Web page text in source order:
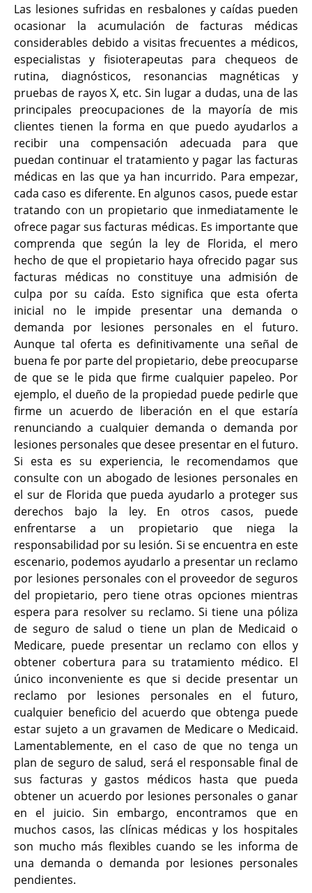
Las lesiones sufridas en resbalones y caídas pueden
ocasionar la acumulación de facturas médicas
considerables debido a visitas frecuentes a médicos,
especialistas y fisioterapeutas para chequeos de
rutina, diagnósticos, resonancias magnéticas y
pruebas de rayos X, etc. Sin lugar a dudas, una de las
principales preocupaciones de la mayoría de mis
clientes tienen la forma en que puedo ayudarlos a
recibir una compensación adecuada para que
puedan continuar el tratamiento y pagar las facturas
médicas en las que ya han incurrido. Para empezar,
cada caso es diferente. En algunos casos, puede estar
tratando con un propietario que inmediatamente le
ofrece pagar sus facturas médicas. Es importante que
comprenda que según la ley de Florida, el mero
hecho de que el propietario haya ofrecido pagar sus
facturas médicas no constituye una admisión de
culpa por su caída. Esto significa que esta oferta
inicial no le impide presentar una demanda o
demanda por lesiones personales en el futuro.
Aunque tal oferta es definitivamente una señal de
buena fe por parte del propietario, debe preocuparse
de que se le pida que firme cualquier papeleo. Por
ejemplo, el dueño de la propiedad puede pedirle que
firme un acuerdo de liberación en el que estaría
renunciando a cualquier demanda o demanda por
lesiones personales que desee presentar en el futuro.
Si esta es su experiencia, le recomendamos que
consulte con un abogado de lesiones personales en
el sur de Florida que pueda ayudarlo a proteger sus
derechos bajo la ley. En otros casos, puede
enfrentarse a un propietario que niega la
responsabilidad por su lesión. Si se encuentra en este
escenario, podemos ayudarlo a presentar un reclamo
por lesiones personales con el proveedor de seguros
del propietario, pero tiene otras opciones mientras
espera para resolver su reclamo. Si tiene una póliza
de seguro de salud o tiene un plan de Medicaid o
Medicare, puede presentar un reclamo con ellos y
obtener cobertura para su tratamiento médico. El
único inconveniente es que si decide presentar un
reclamo por lesiones personales en el futuro,
cualquier beneficio del acuerdo que obtenga puede
estar sujeto a un gravamen de Medicare o Medicaid.
Lamentablemente, en el caso de que no tenga un
plan de seguro de salud, será el responsable final de
sus facturas y gastos médicos hasta que pueda
obtener un acuerdo por lesiones personales o ganar
en el juicio. Sin embargo, encontramos que en
muchos casos, las clínicas médicas y los hospitales
son mucho más flexibles cuando se les informa de
una demanda o demanda por lesiones personales
pendientes.